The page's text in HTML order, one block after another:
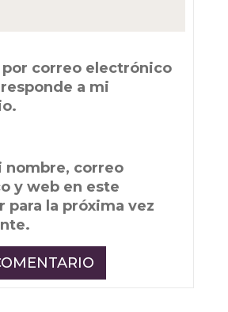
por correo electrónico
a mi
nombre, correo
y web en este
para la próxima vez